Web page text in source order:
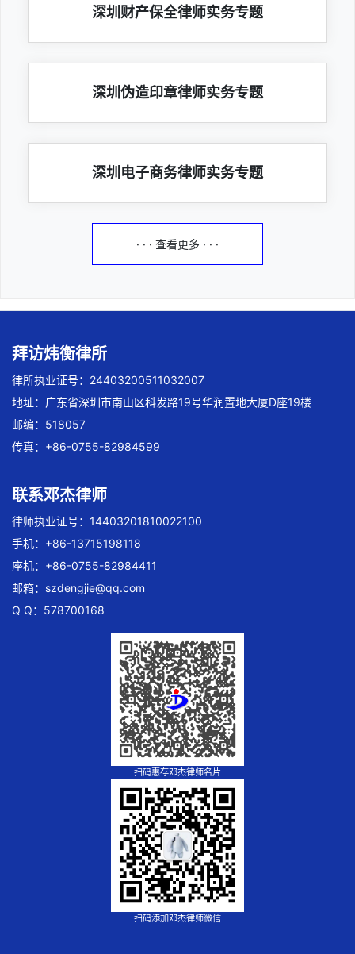
深圳财产保全律师实务专题
深圳伪造印章律师实务专题
深圳电子商务律师实务专题
· · · 查看更多 · · ·
拜访炜衡律所
律所执业证号：24403200511032007
地址：广东省深圳市南山区科发路19号华润置地大厦D座19楼
邮编：518057
传真：+86-0755-82984599
联系邓杰律师
律师执业证号：14403201810022100
手机：+86-13715198118
座机：+86-0755-82984411
邮箱： szdengjie@qq.com
Q Q：578700168
扫码惠存邓杰律师名片
扫码添加邓杰律师微信